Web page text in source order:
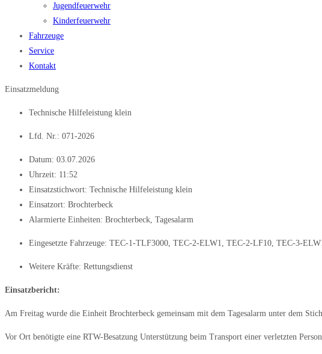
Jugendfeuerwehr
Kinderfeuerwehr
Fahrzeuge
Service
Kontakt
Einsatzmeldung
Technische Hilfeleistung klein
Lfd. Nr.: 071-2026
Datum: 03.07.2026
Uhrzeit: 11:52
Einsatzstichwort: Technische Hilfeleistung klein
Einsatzort: Brochterbeck
Alarmierte Einheiten: Brochterbeck Tagesalarm
Eingesetzte Fahrzeuge: TEC-1-TLF3000 TEC-2-ELW1 TEC-2-LF10 TEC-3-
Weitere Kräfte: Rettungsdienst
Einsatzbericht:
Am Freitag wurde die Einheit Brochterbeck gemeinsam mit dem Tagesalarm unter dem
Vor Ort benötigte eine RTW-Besatzung Unterstützung beim Transport einer verletzten